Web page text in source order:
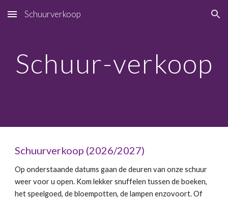
Skip to main content Skip to navigation
Schuurverkoop
Schuur-verkoop
Schuurverkoop (2026/2027)
Op onderstaande datums gaan de deuren van onze schuur
weer voor u open. Kom lekker snuffelen tussen de boeken,
het speelgoed, de bloempotten, de lampen enzovoort. Of